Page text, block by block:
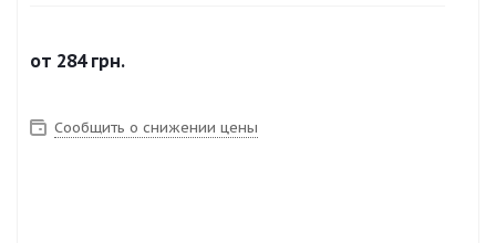
виниловой пленке, термотрансферной пленке.
Нож с углом заточки 45 градусов -
от 284 грн.
Сообщить о снижении цены